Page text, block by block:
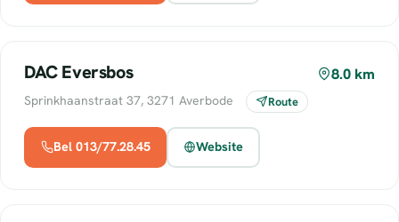
DAC Eversbos 8.0 km
Sprinkhaanstraat 37, 3271 Averbode Route
Bel 013/77.28.45 Website